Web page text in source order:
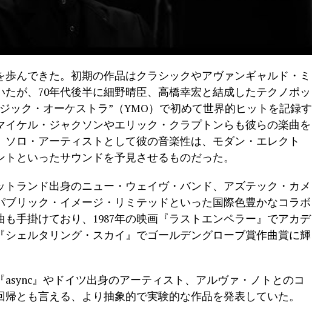
んできた。初期の作品はクラシックやアヴァンギャルド・ミ
が、70年代後半に細野晴臣、高橋幸宏と結成したテクノポッ
ック・オーケストラ”（YMO）で初めて世界的ヒットを記録す
イケル・ジャクソンやエリック・クラプトンらも彼らの楽曲を
ロ・アーティストとして彼の音楽性は、モダン・エレクト
といったサウンドを予見させるものだった。
トランド出身のニュー・ウェイヴ・バンド、アズテック・カメ
ブリック・イメージ・リミテッドといった国際色豊かなコラボ
手掛けており、1987年の映画『ラストエンペラー』でアカデ
シェルタリング・スカイ』でゴールデングローブ賞作曲賞に輝
async』やドイツ出身のアーティスト、アルヴァ・ノトとのコ
とも言える、より抽象的で実験的な作品を発表していた。